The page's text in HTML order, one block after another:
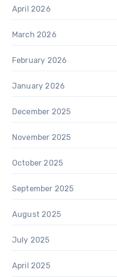
April 2026
March 2026
February 2026
January 2026
December 2025
November 2025
October 2025
September 2025
August 2025
July 2025
April 2025